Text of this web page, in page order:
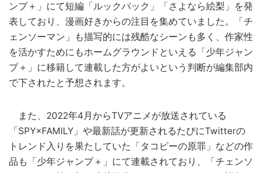
ンプ＋」にて短編「ルックバック」「さよなら絵梨」を発
表しており、漫画好きからの注目を集めていました。「チ
ェンソーマン」も描写的には残酷なシーンも多く、作家性
を活かすためにもホームグラウンドといえる「少年ジャン
プ＋」に移籍して連載した方がよいという判断が編集部内
で下されたと予想されます。
また、2022年4月からTVアニメが放送されている
「SPY×FAMILY」や最新話が更新されるたびにTwitterの
トレンド入りを果たしていた「タコピーの原罪」などの作
品も「少年ジャンプ＋」にて連載されており、「チェンソ